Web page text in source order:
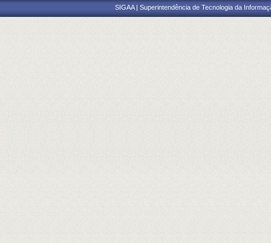
SIGAA | Superintendência de Tecnologia da